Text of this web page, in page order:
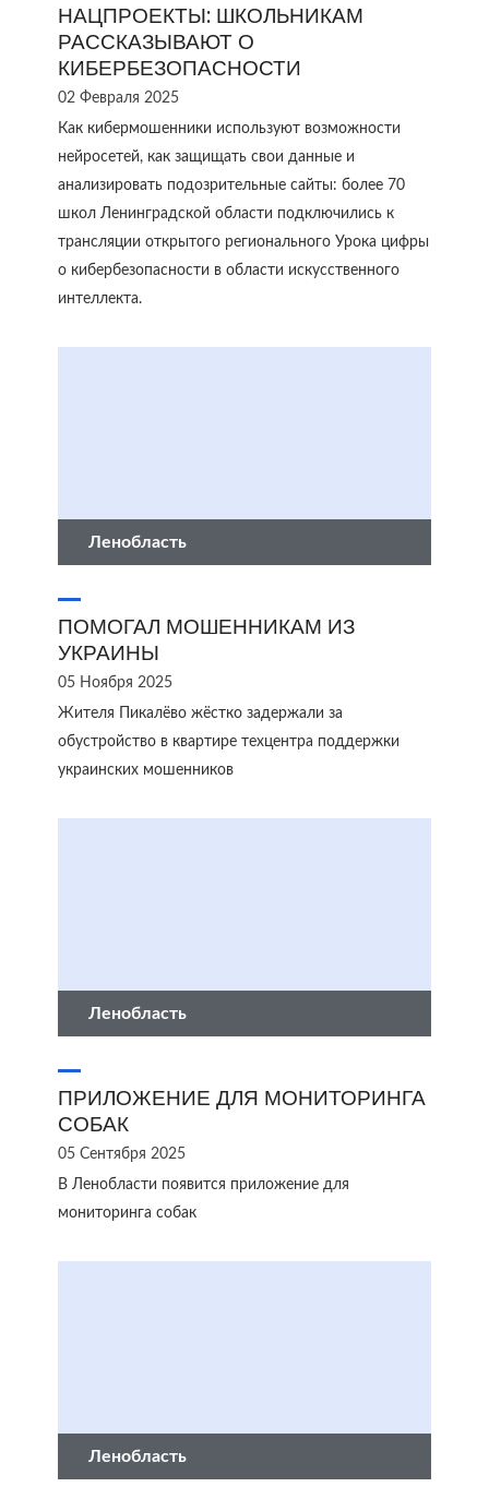
НАЦПРОЕКТЫ: ШКОЛЬНИКАМ
РАССКАЗЫВАЮТ О
КИБЕРБЕЗОПАСНОСТИ
02 Февраля 2025
Как кибермошенники используют возможности
нейросетей, как защищать свои данные и
анализировать подозрительные сайты: более 70
школ Ленинградской области подключились к
трансляции открытого регионального Урока цифры
о кибербезопасности в области искусственного
интеллекта.
Ленобласть
ПОМОГАЛ МОШЕННИКАМ ИЗ
УКРАИНЫ
05 Ноября 2025
Жителя Пикалёво жёстко задержали за
обустройство в квартире техцентра поддержки
украинских мошенников
Ленобласть
ПРИЛОЖЕНИЕ ДЛЯ МОНИТОРИНГА
СОБАК
05 Сентября 2025
В Ленобласти появится приложение для
мониторинга собак
Ленобласть